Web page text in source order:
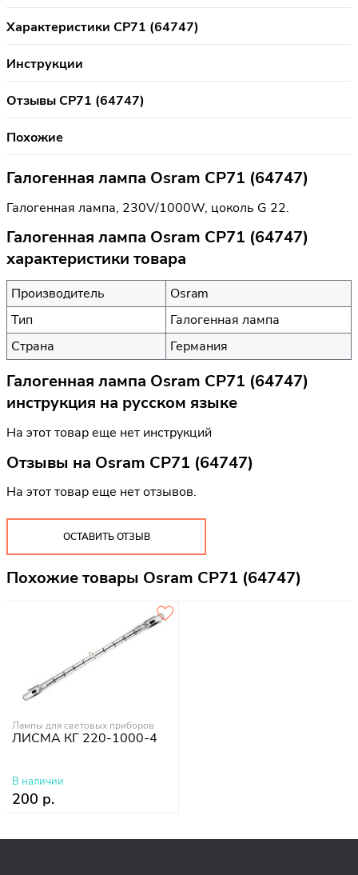
Характеристики CP71 (64747)
Инструкции
Отзывы CP71 (64747)
Похожие
Галогенная лампа Osram CP71 (64747)
Галогенная лампа, 230V/1000W, цоколь G 22.
Галогенная лампа Osram CP71 (64747)
характеристики товара
Производитель
Osram
Тип
Галогенная лампа
Страна
Германия
Галогенная лампа Osram CP71 (64747)
инструкция на русском языке
На этот товар еще нет инструкций
Отзывы на Osram CP71 (64747)
На этот товар еще нет отзывов.
ОСТАВИТЬ ОТЗЫВ
Похожие товары Osram CP71 (64747)
Лампы для световых приборов
ЛИСМА КГ 220-1000-4
В наличии
200 р.